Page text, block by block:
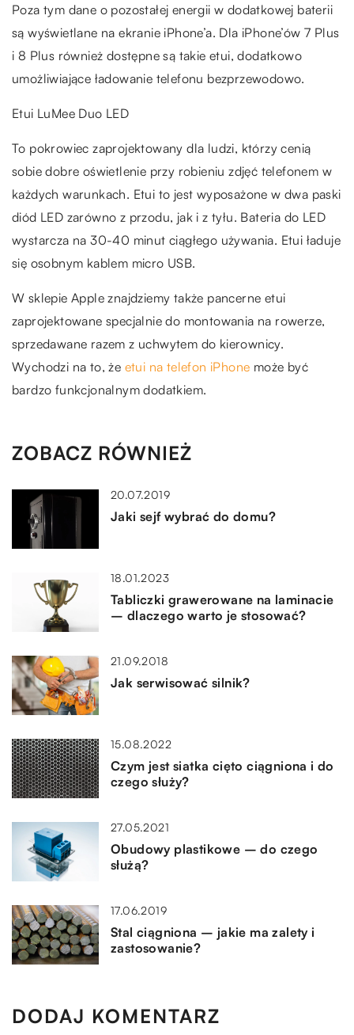
Poza tym dane o pozostałej energii w dodatkowej baterii
są wyświetlane na ekranie iPhone’a. Dla iPhone’ów 7 Plus
i 8 Plus również dostępne są takie etui, dodatkowo
umożliwiające ładowanie telefonu bezprzewodowo.
Etui LuMee Duo LED
To pokrowiec zaprojektowany dla ludzi, którzy cenią
sobie dobre oświetlenie przy robieniu zdjęć telefonem w
każdych warunkach. Etui to jest wyposażone w dwa paski
diód LED zarówno z przodu, jak i z tyłu. Bateria do LED
wystarcza na 30-40 minut ciągłego używania. Etui ładuje
się osobnym kablem micro USB.
W sklepie Apple znajdziemy także pancerne etui
zaprojektowane specjalnie do montowania na rowerze,
sprzedawane razem z uchwytem do kierownicy.
Wychodzi na to, że etui na telefon iPhone może być
bardzo funkcjonalnym dodatkiem.
ZOBACZ RÓWNIEŻ
20.07.2019
Jaki sejf wybrać do domu?
18.01.2023
Tabliczki grawerowane na laminacie
– dlaczego warto je stosować?
21.09.2018
Jak serwisować silnik?
15.08.2022
Czym jest siatka cięto ciągniona i do
czego służy?
27.05.2021
Obudowy plastikowe – do czego
służą?
17.06.2019
Stal ciągniona – jakie ma zalety i
zastosowanie?
DODAJ KOMENTARZ